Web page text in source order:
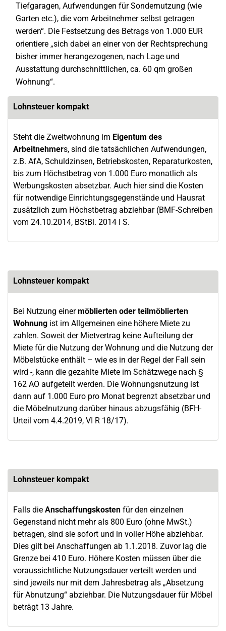
Tiefgaragen, Aufwendungen für Sondernutzung (wie
Garten etc.), die vom Arbeitnehmer selbst getragen
werden“. Die Festsetzung des Betrags von 1.000 EUR
orientiere „sich dabei an einer von der Rechtsprechung
bisher immer herangezogenen, nach Lage und
Ausstattung durchschnittlichen, ca. 60 qm großen
Wohnung“.
Lohnsteuer kompakt
Steht die Zweitwohnung im Eigentum des
Arbeitnehmers, sind die tatsächlichen Aufwendungen,
z.B. AfA, Schuldzinsen, Betriebskosten, Reparaturkosten,
bis zum Höchstbetrag von 1.000 Euro monatlich als
Werbungskosten absetzbar. Auch hier sind die Kosten
für notwendige Einrichtungsgegenstände und Hausrat
zusätzlich zum Höchstbetrag abziehbar (BMF-Schreiben
vom 24.10.2014, BStBl. 2014 I S.
Lohnsteuer kompakt
Bei Nutzung einermöblierten oder teilmöblierten
Wohnung ist im Allgemeinen eine höhere Miete zu
zahlen. Soweit der Mietvertrag keine Aufteilung der
Miete für die Nutzung der Wohnung und die Nutzung der
Möbelstücke enthält – wie es in der Regel der Fall sein
wird -, kann die gezahlte Miete im Schätzwege nach §
162 AO aufgeteilt werden. Die Wohnungsnutzung ist
dann auf 1.000 Euro pro Monat begrenzt absetzbar und
die Möbelnutzung darüber hinaus abzugsfähig (BFH-
Urteil vom 4.4.2019, VI R 18/17).
Lohnsteuer kompakt
Falls die Anschaffungskosten für den einzelnen
Gegenstand nicht mehr als 800 Euro (ohne MwSt.)
betragen, sind sie sofort und in voller Höhe abziehbar.
Dies gilt bei Anschaffungen ab 1.1.2018. Zuvor lag die
Grenze bei 410 Euro. Höhere Kosten müssen über die
voraussichtliche Nutzungsdauer verteilt werden und
sind jeweils nur mit dem Jahresbetrag als „Absetzung
für Abnutzung“ abziehbar. Die Nutzungsdauer für Möbel
beträgt 13 Jahre.